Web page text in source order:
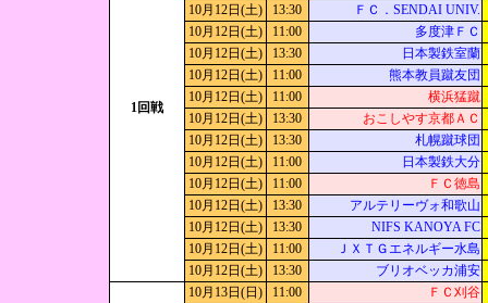
1回戦
10月12日(土)
13:30
ＦＣ．SENDAI UNIV.
10月12日(土)
11:00
多度津ＦＣ
10月12日(土)
13:30
日本製鉄室蘭
10月12日(土)
11:00
熊本教員蹴友団
10月12日(土)
11:00
横浜猛蹴
10月12日(土)
13:30
おこしやす京都ＡＣ
10月12日(土)
13:30
札幌蹴球団
10月12日(土)
11:00
日本製鉄大分
10月12日(土)
11:00
ＦＣ徳島
10月12日(土)
13:30 アルテリーヴォ和歌山
10月12日(土)
13:30
NIFS KANOYA FC
10月12日(土)
11:00
ＪＸＴＧエネルギー水島
10月12日(土)
13:30 ブリオベッカ浦安
10月13日(日) 11:00
ＦＣ刈谷